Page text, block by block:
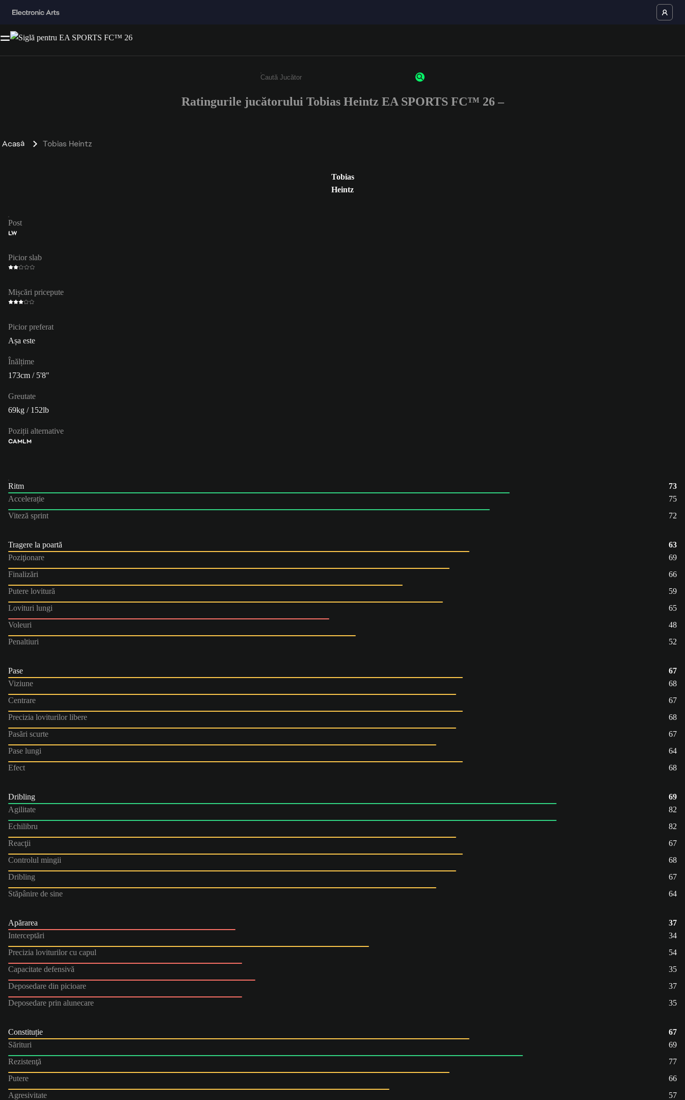
Enter a minimum of 3 characters or numbers
Ratingurile jucătorului Tobias Heintz EA SPORTS FC™ 26 –
Acasă Tobias Heintz
Tobias
Heintz
Post
LW
Picior slab
Mișcări pricepute
Picior preferat
Așa este
Înălțime
173cm / 5'8"
Greutate
69kg / 152lb
Poziții alternative
CAMLM
Ritm
73
Accelerație
75
Viteză sprint
72
Tragere la poartă
63
Poziţionare
69
Finalizări
66
Putere lovitură
59
Lovituri lungi
65
Voleuri
48
Penaltiuri
52
Pase
67
Viziune
68
Centrare
67
Precizia loviturilor libere
68
Pasări scurte
67
Pase lungi
64
Efect
68
Dribling
69
Agilitate
82
Echilibru
82
Reacţii
67
Controlul mingii
68
Dribling
67
Stăpânire de sine
64
Apărarea
37
Interceptări
34
Precizia loviturilor cu capul
54
Capacitate defensivă
35
Deposedare din picioare
37
Deposedare prin alunecare
35
Constituție
67
Sărituri
69
Rezistenţă
77
Putere
66
Agresivitate
57